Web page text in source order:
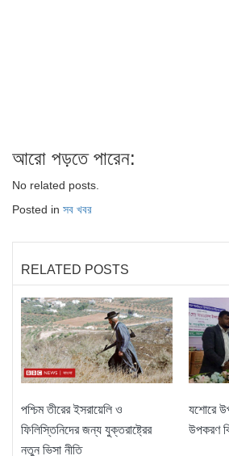
আরো পড়তে পারেন:
No related posts.
Posted in সব খবর
RELATED POSTS
পশ্চিম তীরের ইসরায়েলি ও
ফিলিস্তিনিদের জন্য যুক্তরাষ্ট্রের
নতুন ভিসা নীতি
যশোরে
উপকরণ